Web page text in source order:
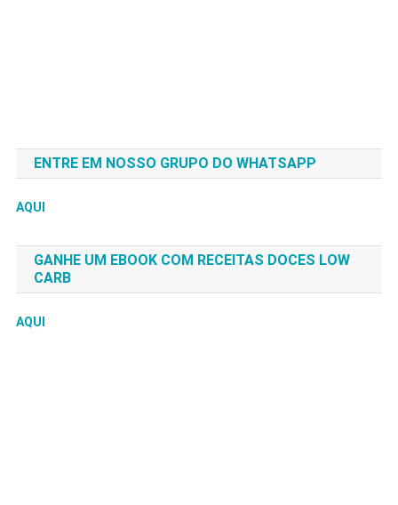
ENTRE EM NOSSO GRUPO DO WHATSAPP
AQUI
GANHE UM EBOOK COM RECEITAS DOCES LOW
CARB
AQUI